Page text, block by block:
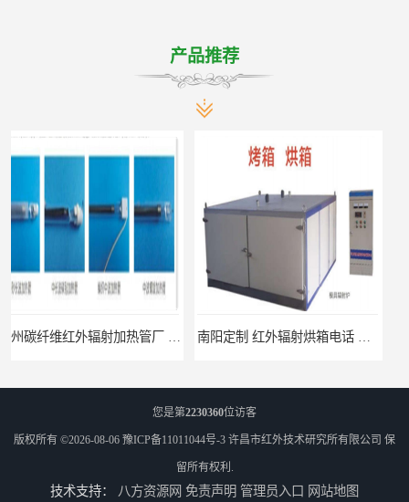
产品推荐
安阳红外辐射烘箱规格 实用性强
您是第2230360位访客
版权所有 ©2026-08-06 豫ICP备11011044号-3 许昌市红外技术研究所有限公司 保
留所有权利.
技术支持： 八方资源网 免责声明 管理员入口 网站地图